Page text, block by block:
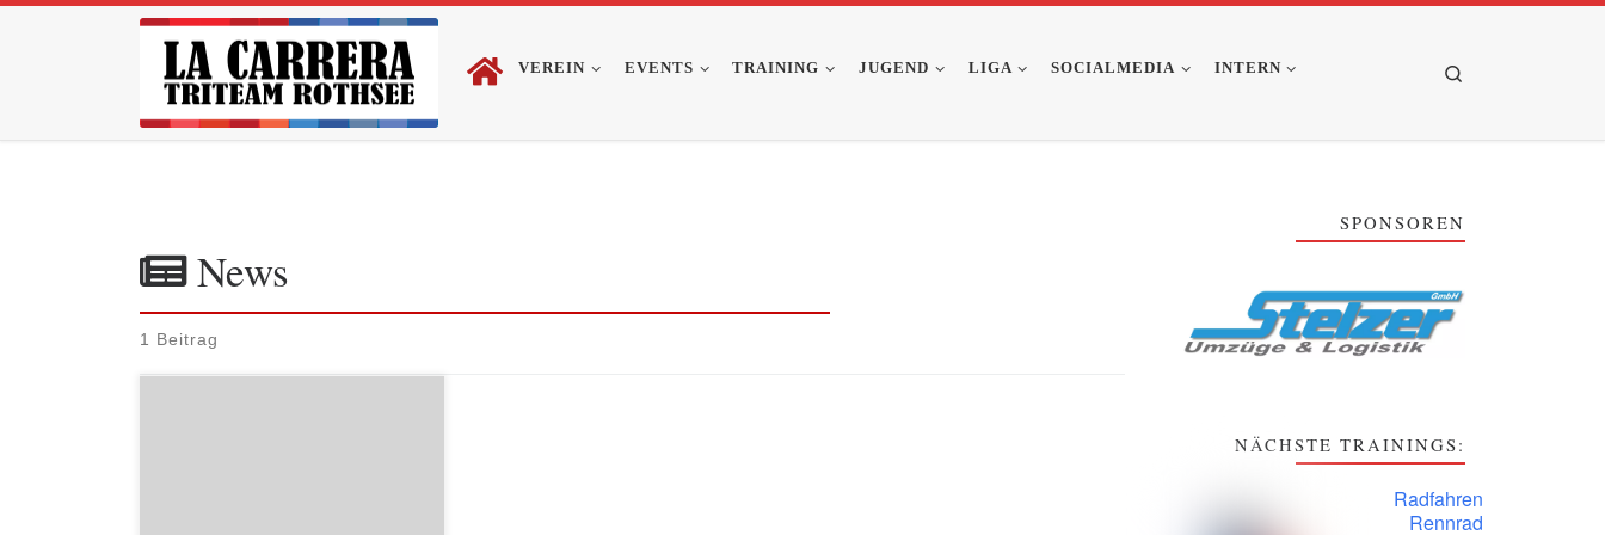
Zum Inhalt springen
VEREIN EVENTS TRAINING JUGEND LIGA SOCIALMEDIA INTERN
News
1 Beitrag
SPONSOREN
NÄCHSTE TRAININGS:
Radfahren
Rennrad